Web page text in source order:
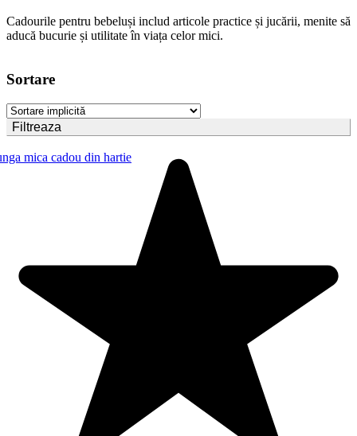
Cadourile pentru bebeluși includ articole practice și jucării, menite să
aducă bucurie și utilitate în viața celor mici.
Sortare
Filtreaza